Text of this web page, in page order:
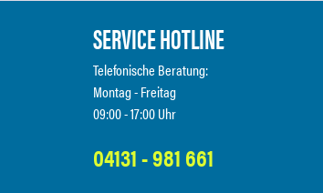
SERVICE HOTLINE
Telefonische Beratung:
Montag - Freitag
09:00 - 17:00 Uhr
04131 - 981 661